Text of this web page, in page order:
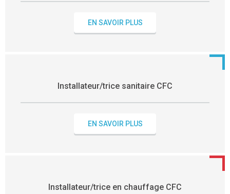
EN SAVOIR PLUS
Installateur/trice sanitaire CFC
EN SAVOIR PLUS
Installateur/trice en chauffage CFC